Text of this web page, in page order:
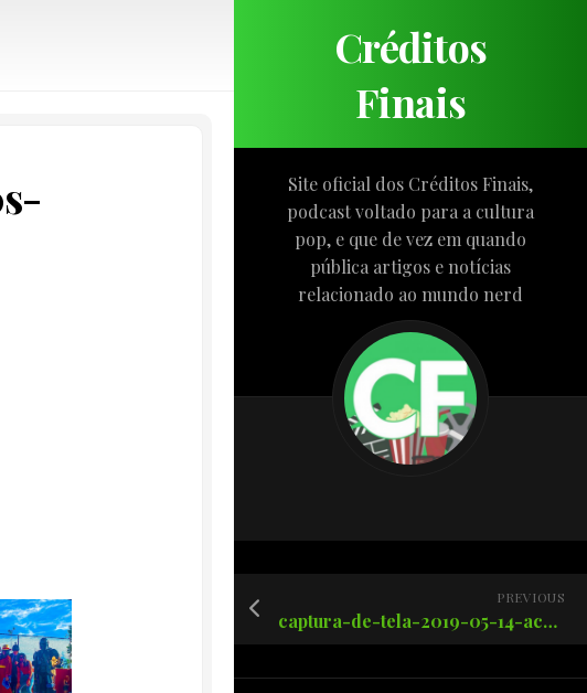
Créditos
Finais
Site oficial dos Créditos Finais,
podcast voltado para a cultura
pop, e que de vez em quando
pública artigos e notícias
relacionado ao mundo nerd
PREVIOUS
captura-de-tela-2019-05-14-acc80s-12.18.31-am